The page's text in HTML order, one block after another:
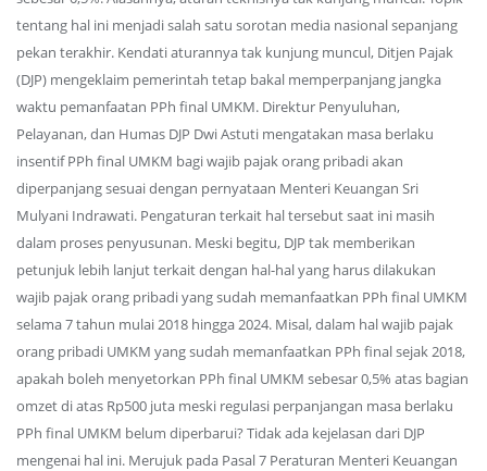
tentang hal ini menjadi salah satu sorotan media nasional sepanjang
pekan terakhir. Kendati aturannya tak kunjung muncul, Ditjen Pajak
(DJP) mengeklaim pemerintah tetap bakal memperpanjang jangka
waktu pemanfaatan PPh final UMKM. Direktur Penyuluhan,
Pelayanan, dan Humas DJP Dwi Astuti mengatakan masa berlaku
insentif PPh final UMKM bagi wajib pajak orang pribadi akan
diperpanjang sesuai dengan pernyataan Menteri Keuangan Sri
Mulyani Indrawati. Pengaturan terkait hal tersebut saat ini masih
dalam proses penyusunan. Meski begitu, DJP tak memberikan
petunjuk lebih lanjut terkait dengan hal-hal yang harus dilakukan
wajib pajak orang pribadi yang sudah memanfaatkan PPh final UMKM
selama 7 tahun mulai 2018 hingga 2024. Misal, dalam hal wajib pajak
orang pribadi UMKM yang sudah memanfaatkan PPh final sejak 2018,
apakah boleh menyetorkan PPh final UMKM sebesar 0,5% atas bagian
omzet di atas Rp500 juta meski regulasi perpanjangan masa berlaku
PPh final UMKM belum diperbarui? Tidak ada kejelasan dari DJP
mengenai hal ini. Merujuk pada Pasal 7 Peraturan Menteri Keuangan